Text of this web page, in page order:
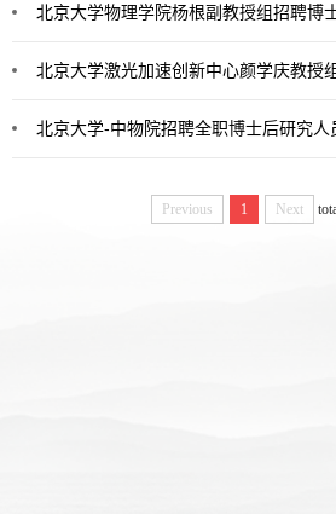
北京大学物理学院杨根副教授组招聘博士后研
北京大学激光加速创新中心颜学庆教授组招聘博士后研
北京大学-中物院招聘全职博士后研究人员（ 科学挑战专题博
Previous 1 Next